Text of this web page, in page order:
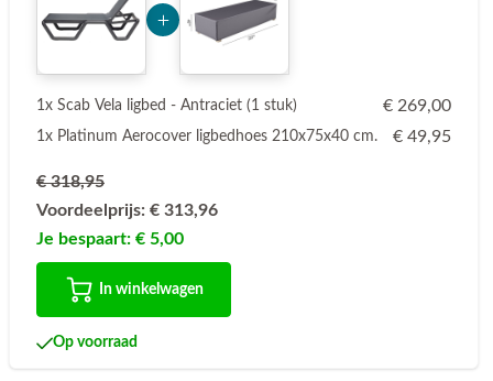
1x Scab Vela ligbed - Antraciet (1 stuk) € 269,00
1x Platinum Aerocover ligbedhoes 210x75x40 cm. € 49,95
€ 318,95
Voordeelprijs: € 313,96
Je bespaart: € 5,00
In winkelwagen
Op voorraad